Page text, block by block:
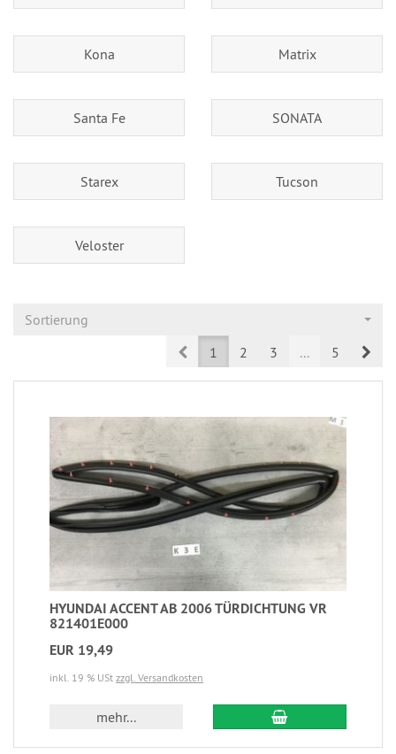
Kona Matrix
Santa Fe SONATA
Starex Tucson
Veloster
Sortierung
Prev1 2 3 ... 5
HYUNDAI ACCENT AB 2006 TÜRDICHTUNG VR
821401E000
EUR 19,49
inkl. 19 % USt zzgl. Versandkosten
mehr...